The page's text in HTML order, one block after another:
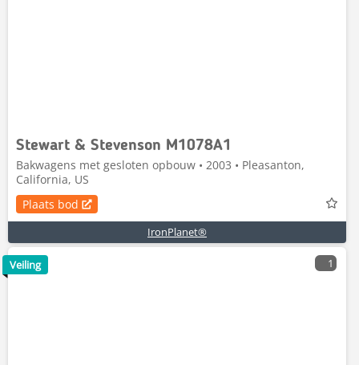
Stewart & Stevenson M1078A1
Bakwagens met gesloten opbouw • 2003 • Pleasanton,
California, US
Plaats bod
IronPlanet®
1
Veiling